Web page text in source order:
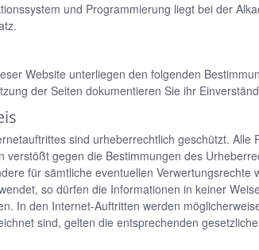
und Programmierung liegt bei der
Website unterliegen den folgenden
der Seiten dokumentieren Sie ihr
sind urheberrechtlich geschützt.
verstößt gegen die Bestimmungen des
für sämtliche eventuellen
so dürfen die Informationen in keiner
In den Internet-Auftritten werden
sind, gelten die entsprechenden